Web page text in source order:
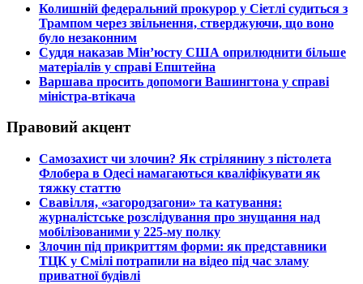
​Колишній федеральний прокурор у Сіетлі судиться з
Трампом через звільнення, стверджуючи, що воно
було незаконним
​Суддя наказав Мін’юсту США оприлюднити більше
матеріалів у справі Епштейна
​Варшава просить допомоги Вашингтона у справі
міністра-втікача
Правовий акцент
​Самозахист чи злочин? Як стрілянину з пістолета
Флобера в Одесі намагаються кваліфікувати як
тяжку статтю
​Свавілля, «загородзагони» та катування:
журналістське розслідування про знущання над
мобілізованими у 225-му полку
​Злочин під прикриттям форми: як представники
ТЦК у Смілі потрапили на відео під час зламу
приватної будівлі